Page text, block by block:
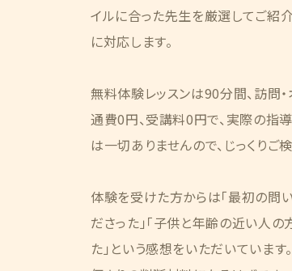
イルに合った先生を厳選してご紹
に対応します。
無料体験レッスンは90分間、訪問
通費0円、受講料0円で、実際の指
は一切ありませんので、じっくりご
体験を受けた方からは「最初の問
ださった」「子供と年齢の近い人
た」という感想をいただいています